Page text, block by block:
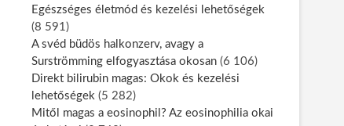
Egészséges életmód és kezelési lehetőségek
(8 591)
A svéd büdös halkonzerv, avagy a
Surströmming elfogyasztása okosan (6 106)
Direkt bilirubin magas: Okok és kezelési
lehetőségek (5 282)
Mitől magas a eosinophil? Az eosinophilia okai